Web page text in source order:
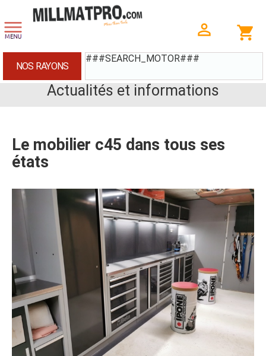
###SEARCH_MOTOR###
NOS RAYONS
Actualités et informations
Le mobilier c45 dans tous ses
états